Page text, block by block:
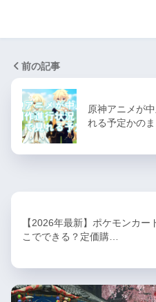
前の記事
原神アニメが
れる予定かの
【2026年最新】ポケモンカー
こでできる？定価購…